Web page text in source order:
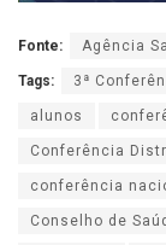
Fonte: Agência
Tags: 3ª
alunos
Conferência
conferência
Conselho de